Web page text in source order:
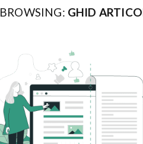
BROWSING: GHID